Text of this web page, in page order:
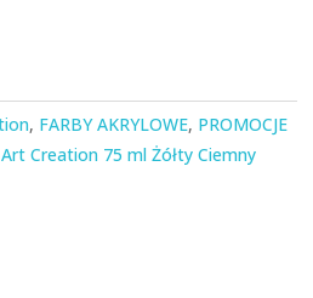
, FARBY AKRYLOWE, PROMOCJE
Creation 75 ml Żółty Ciemny